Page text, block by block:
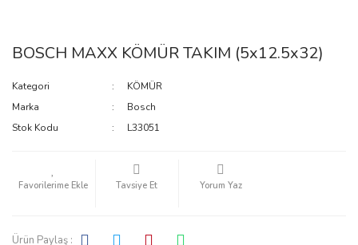
BOSCH MAXX KÖMÜR TAKIM (5x12.5x32)
Kategori
KÖMÜR
Marka
Bosch
Stok Kodu
L33051
Tavsiye Et Yorum Yaz
Ürün Paylaş :